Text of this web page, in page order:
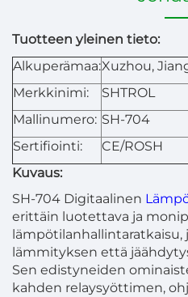
Tuotteen yleinen tieto:
Alkuperämaa:Xuzhou,
Merkkinimi:
SHTROL
Mallinumero: SH-704
Sertifiointi:
CE/ROSH
Kuvaus:
SH-704 Digitaalinen
erittäin luotettava ja
lämmityksen että
Sen edistyneiden
kahden relaysyöttimen,